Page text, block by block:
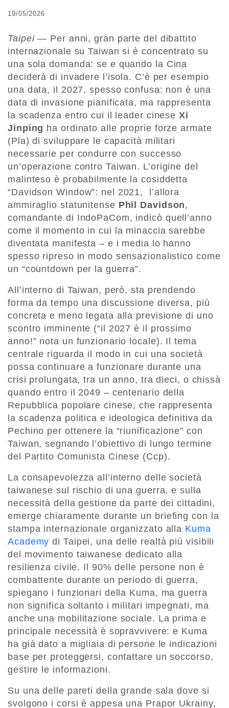
19/05/2026
Taipei— Per anni, gran parte del dibattito
internazionale su Taiwan si è concentrato su
una sola domanda: se e quando la Cina
deciderà di invadere l’isola. C’è per esempio
una data, il 2027, spesso confusa: non è una
data di invasione pianificata, ma rappresenta
la scadenza entro cui il leader cineseXi
Jinping ha ordinato alle proprie forze armate
(Pla) di sviluppare le capacità militari
necessarie per condurre con successo
un’operazione contro Taiwan. L’origine del
malinteso è probabilmente la cosiddetta
“Davidson Window”: nel 2021, l’allora
ammiraglio statunitense Phil Davidson,
comandante di IndoPaCom, indicò quell’anno
come il momento in cui la minaccia sarebbe
diventata manifesta – e i media lo hanno
spesso ripreso in modo sensazionalistico come
un “countdown per la guerra”.
All’interno di Taiwan, però, sta prendendo
forma da tempo una discussione diversa, più
concreta e meno legata alla previsione di uno
scontro imminente (“il 2027 è il prossimo
anno!” nota un funzionario locale). Il tema
centrale riguarda il modo in cui una società
possa continuare a funzionare durante una
crisi prolungata, tra un anno, tra dieci, o chissà
quando entro il 2049 – centenario della
Repubblica popolare cinese, che rappresenta
la scadenza politica e ideologica definitiva da
Pechino per ottenere la “riunificazione” con
Taiwan, segnando l’obiettivo di lungo termine
del Partito Comunista Cinese (Ccp).
La consapevolezza all’interno delle società
taiwanese sul rischio di una guerra, e sulla
necessità della gestione da parte dei cittadini,
emerge chiaramente durante un briefing con la
stampa internazionale organizzato alla Kuma
Academy di Taipei, una delle realtà più visibili
del movimento taiwanese dedicato alla
resilienza civile. Il 90% delle persone non è
combattente durante un periodo di guerra,
spiegano i funzionari della Kuma, ma guerra
non significa soltanto i militari impegnati, ma
anche una mobilitazione sociale. La prima e
principale necessità è sopravvivere: e Kuma
ha già dato a migliaia di persone le indicazioni
base per proteggersi, contattare un soccorso,
gestire le informazioni.
Su una delle pareti della grande sala dove si
svolgono i corsi è appesa una Prapor Ukrainy,